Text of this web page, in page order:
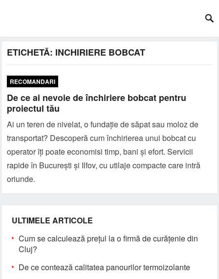
ETICHETĂ: INCHIRIERE BOBCAT
RECOMANDARI
De ce ai nevoie de închiriere bobcat pentru
proiectul tău
Ai un teren de nivelat, o fundație de săpat sau moloz de
transportat? Descoperă cum închirierea unui bobcat cu
operator îți poate economisi timp, bani și efort. Servicii
rapide în București și Ilfov, cu utilaje compacte care intră
oriunde.
ULTIMELE ARTICOLE
Cum se calculează prețul la o firmă de curățenie din
Cluj?
De ce contează calitatea panourilor termoizolante